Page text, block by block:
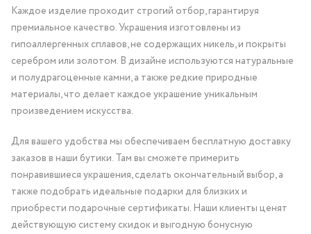
Каждое изделие проходит строгий отбор, гарантируя
премиальное качество. Украшения изготовлены из
гипоаллергенных сплавов, не содержащих никель, и покрыты
серебром или золотом. В дизайне используются натуральные
и полудрагоценные камни, а также редкие природные
материалы, что делает каждое украшение уникальным
произведением искусства.
Для вашего удобства мы обеспечиваем бесплатную доставку
заказов в наши бутики. Там вы сможете примерить
понравившиеся украшения, сделать окончательный выбор, а
также подобрать идеальные подарки для близких и
приобрести подарочные сертификаты. Наши клиенты ценят
действующую систему скидок и выгодную бонусную